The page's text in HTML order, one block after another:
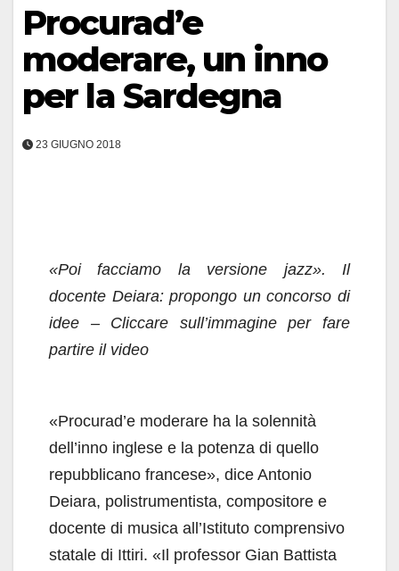
Procurad’e
moderare, un inno
per la Sardegna
23 GIUGNO 2018
«Poi facciamo la versione jazz». Il
docente Deiara: propongo un concorso di
idee – Cliccare sull’immagine per fare
partire il video
«Procurad’e moderare ha la solennità
dell’inno inglese e la potenza di quello
repubblicano francese», dice Antonio
Deiara, polistrumentista, compositore e
docente di musica all’Istituto comprensivo
statale di Ittiri. «Il professor Gian Battista